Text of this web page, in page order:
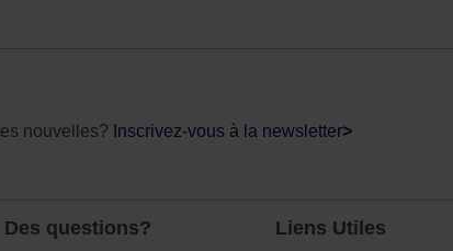
nouvelles? Inscrivez-vous à la newsletter>
Des questions? Liens Utiles